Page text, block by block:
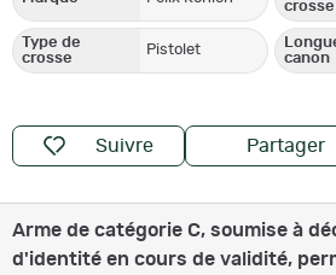
crosse
Type de
crosse
Pistolet
canon
Suivre Partager
Arme de catégorie C, soumise à
d'identité en cours de validité,